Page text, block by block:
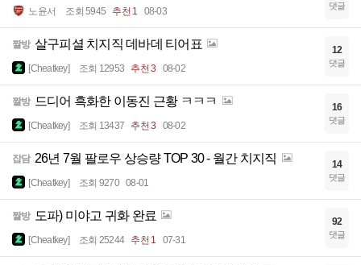
노윤서 조회 5945 추천 1 08-03 댓글
짤방 살구피셜 치지직 데바데 티어표
[Cheatkey] 조회 12953 추천 3 08-02
12
댓글
짤방 드디어 흑화한 이동진 근황 ㅋㅋㅋ
[Cheatkey] 조회 13437 추천 3 08-02
16
댓글
잡담 26년 7월 팔로우 상승량 TOP 30 - 월간 치지직
[Cheatkey] 조회 9270 08-01
14
댓글
짤방 도파) 미야고 귀화 완료
[Cheatkey] 조회 25244 추천 1 07-31
92
댓글